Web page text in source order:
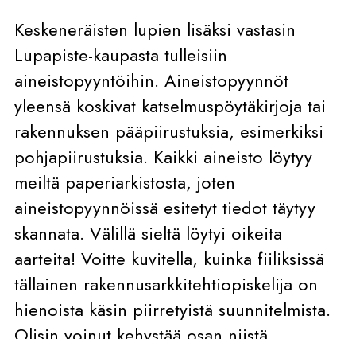
Keskeneräisten lupien lisäksi vastasin
Lupapiste-kaupasta tulleisiin
aineistopyyntöihin. Aineistopyynnöt
yleensä koskivat katselmuspöytäkirjoja tai
rakennuksen pääpiirustuksia, esimerkiksi
pohjapiirustuksia. Kaikki aineisto löytyy
meiltä paperiarkistosta, joten
aineistopyynnöissä esitetyt tiedot täytyy
skannata. Välillä sieltä löytyi oikeita
aarteita! Voitte kuvitella, kuinka fiiliksissä
tällainen rakennusarkkitehtiopiskelija on
hienoista käsin piirretyistä suunnitelmista.